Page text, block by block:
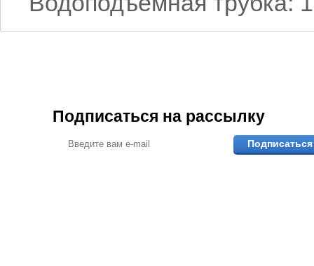
Подписаться на рассылку
Подписаться